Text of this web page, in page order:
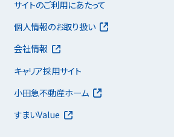
サイトのご利用にあたって
個人情報のお取り扱い
会社情報
キャリア採用サイト
小田急不動産ホーム
すまいValue